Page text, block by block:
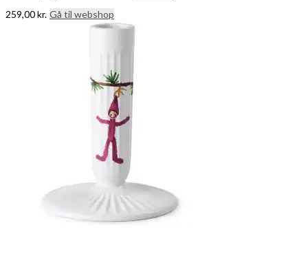
259,00kr. Gå til webshop